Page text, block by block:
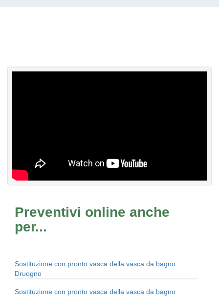
Preventivi online anche
per...
Sostituzione con pronto vasca della vasca da bagno
Druogno
Sostituzione con pronto vasca della vasca da bagno